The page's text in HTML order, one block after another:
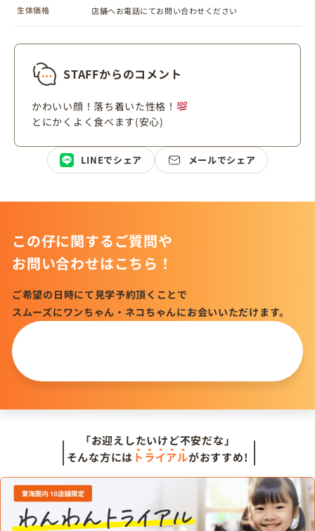
生体価格 店舗へお電話にてお問い合わせください
STAFFからのコメント
かわいい顔！落ち着いた性格！
とにかくよく食べます(安心)
LINEでシェア メールでシェア
この仔に関するご質問や
お問い合わせはこちら！
ご希望の日時にて見学予約頂くことで
スムーズにワンちゃん・ネコちゃんにお会いいただけます。
「お迎えしたいけど不安だな」
そんな方には トライアルがおすすめ!